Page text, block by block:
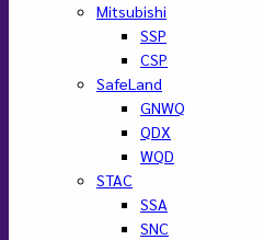
Mitsubishi
SSP
CSP
SafeLand
GNWQ
QDX
WQD
STAC
SSA
SNC